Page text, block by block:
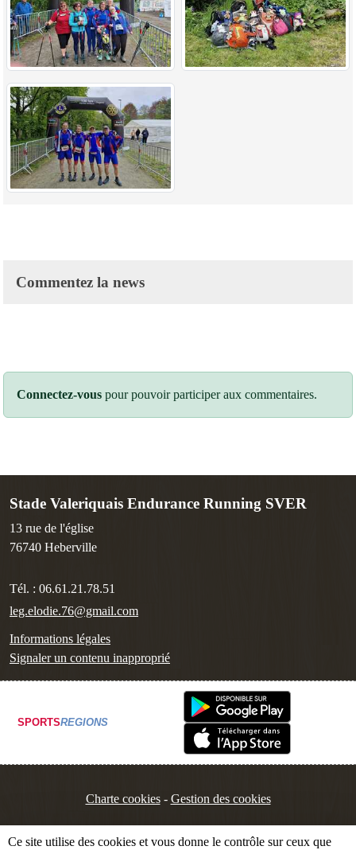
Commentez la news
Connectez-vous pour pouvoir participer aux commentaires.
Stade Valeriquais Endurance Running SVER
13 rue de l'église
76740 Heberville
Tél. : 06.61.21.78.51
leg.elodie.76@gmail.com
Informations légales
Signaler un contenu inapproprié
SPORTSREGIONS
Charte cookies Gestion des cookies
Ce site utilise des cookies et vous donne le contrôle sur ceux que